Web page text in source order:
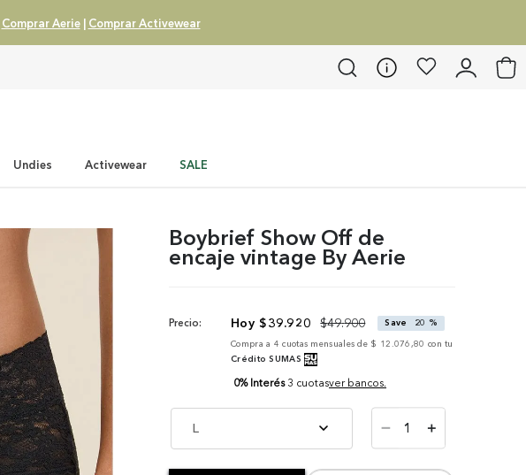
Comprar Aerie| Comprar Activewear
Undies Activewear SALE
Boybrief Show Off de
encaje vintage By Aerie
Precio: $39.920 $49.900 Save
20 %
Compra a 4 cuotas mensuales de $ 12.076,80 con tu
Crédito SUMAS
0% Interés 3 cuotasver bancos.
L ＋
－